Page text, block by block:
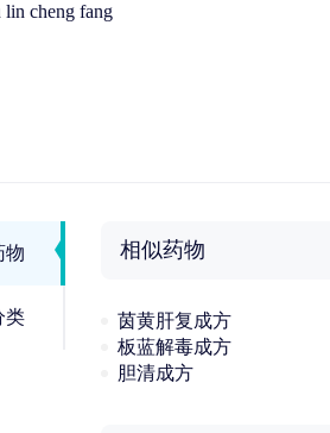
cheng fang
物
类
相似药物
茵黄肝复成方
板蓝解毒成方
胆清成方